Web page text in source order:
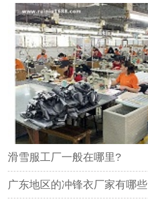
滑雪服工厂一般在哪里?
广东地区的冲锋衣厂家有哪些